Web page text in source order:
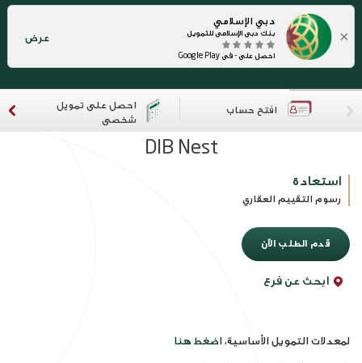
×
دبي الإسلامي
بنك دبي الإسلامي للتمويل
احصل على - في Google Play
عرض
افتح حساب
احصل على تمويل
شخصي
DIB Nest
استعادة
رسوم التقييم العقاري
قدم الطلب الآن
ابحث عن فرع
لمعدلات التمويل الأساسية، اضغط هنا